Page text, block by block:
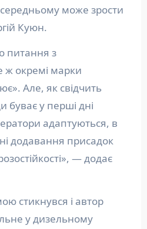
середньому може зрости
Куюн.
питання з
ж окремі марки
Але, як свідчить
буває у перші дні
адаптуються, в
додавання присадок
— додає
стикнувся і автор
у дизельному